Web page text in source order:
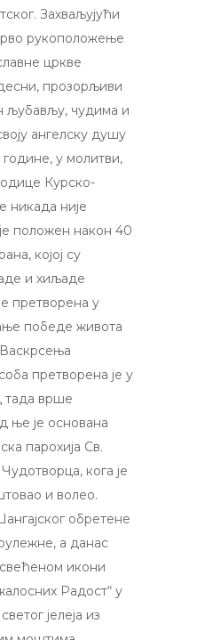
Захваљујући
рукоположење
цркве
прозорљиви
љубављу, чудима и
ангелску душу
године, у молитви,
Курско-
никада није
положен након 40
којој су
и хиљаде
претворена у
победе живота
претворена је у
тада врше
ње је основана
парохија Св.
кога је
и волео.
обретене
а данас
икони
Радост“ у
јелеја из